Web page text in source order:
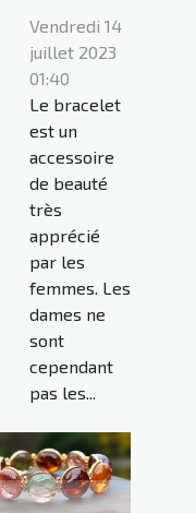
Vendredi 14
juillet 2023
01:40
Le bracelet
est un
accessoire
de beauté
très
apprécié
par les
femmes. Les
dames ne
sont
cependant
pas les...